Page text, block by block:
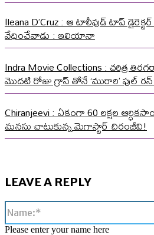
Ileana D’Cruz : ఆ టాలీవుడ్ టాప్
వేధించేవాడు : ఇలియానా
Indra Movie Collections : చరిత్ర
మొదటి రోజు గ్రాస్ తోనే ‘మురారి’ ఫుల్
Chiranjeevi : ఏకంగా 60 లక్షల
మనసు చాటుకున్న మెగాస్టార్ చిరంజీవి!
LEAVE A REPLY
Please enter your name here